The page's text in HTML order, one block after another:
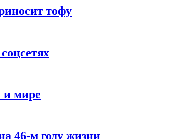
тофу
и мире
46-м году жизни